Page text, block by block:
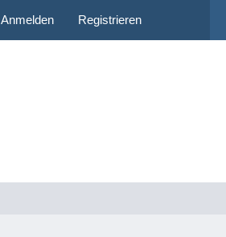
Anmelden Registrieren